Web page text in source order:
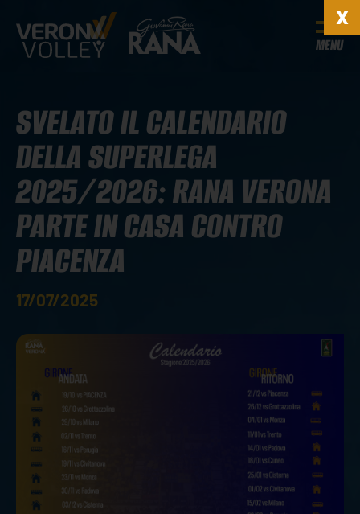
MENU
SVELATO IL CALENDARIO
DELLA SUPERLEGA
2025/2026: RANA VERONA
PARTE IN CASA CONTRO
PIACENZA
17/07/2025